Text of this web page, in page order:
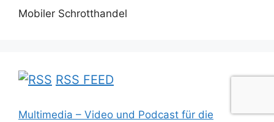
Mobiler Schrotthandel
RSS FEED
Multimedia – Video und Podcast für die